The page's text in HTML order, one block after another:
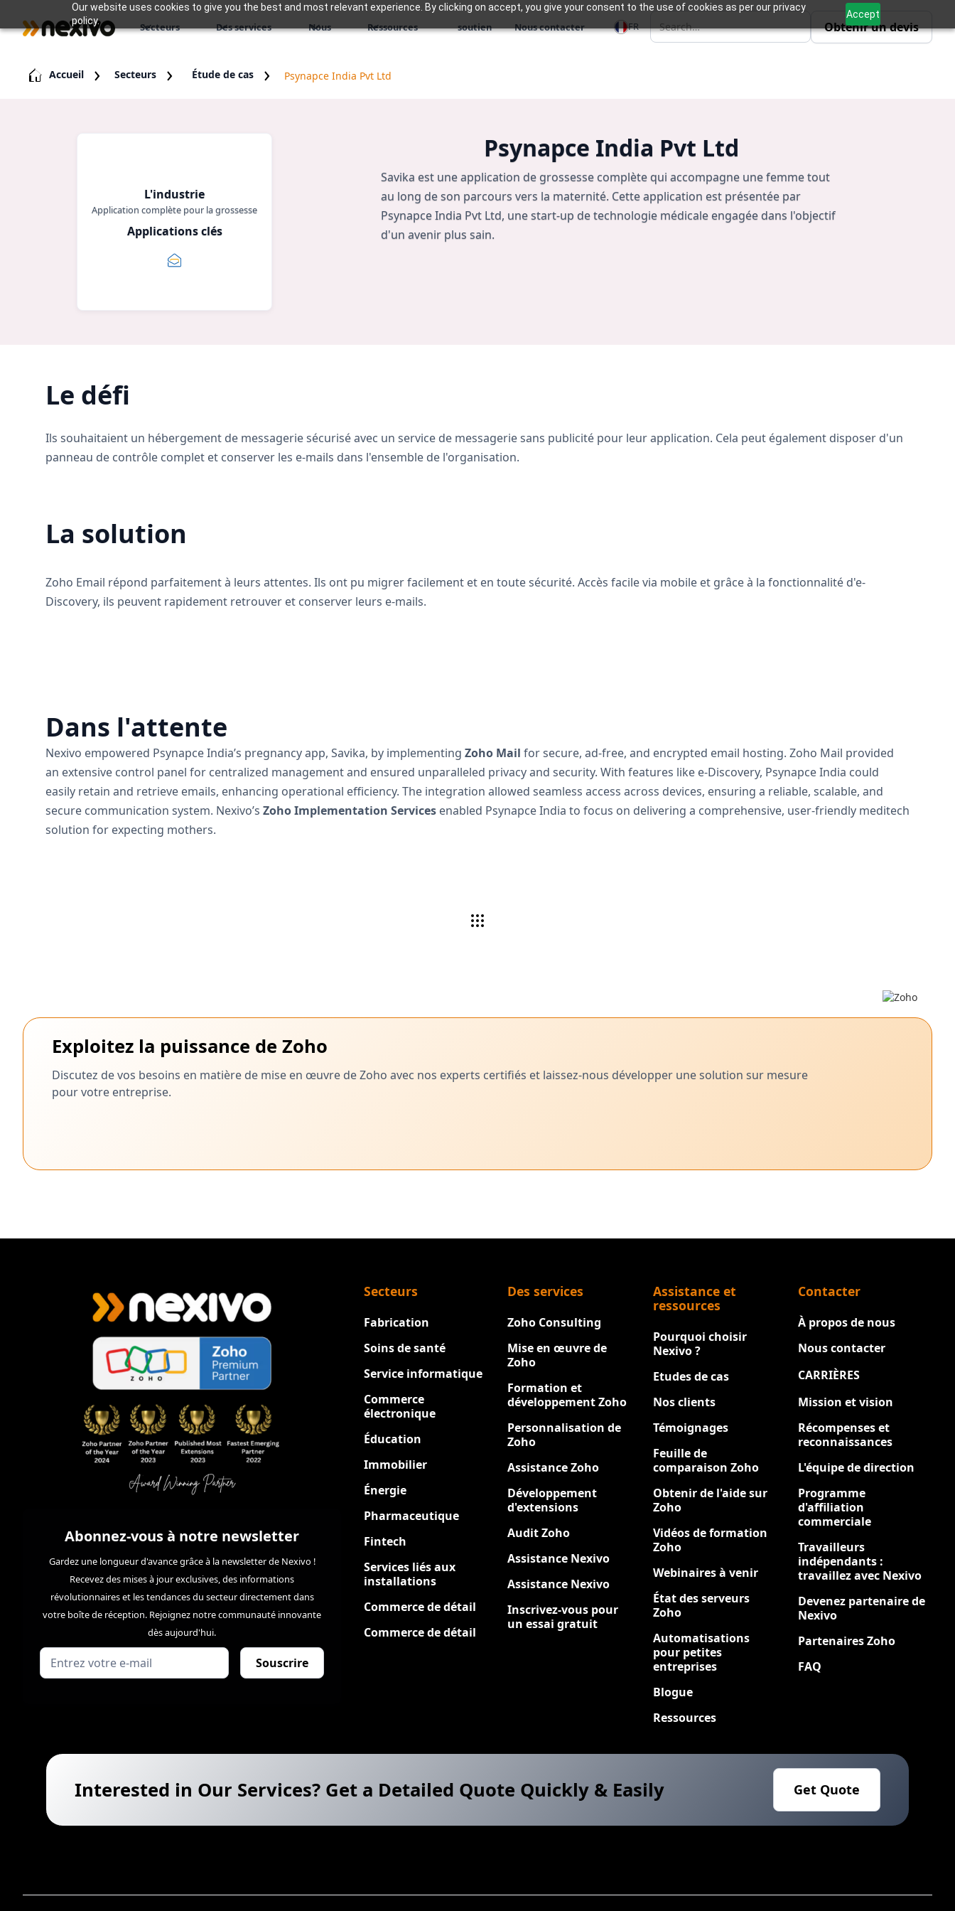
Our website uses cookies to give you the best and most relevant experience. By clicking on accept, you give your consent to the use of cookies as per our privacy
policy.
Accept
Secteurs Des services Nous Ressources soutien Nous contacter FR Obtenir un devis
Accueil Secteurs Étude de cas Psynapce India Pvt Ltd
L'industrie
Application complète pour la grossesse
Applications clés
Psynapce India Pvt Ltd
Savika est une application de grossesse complète qui accompagne une femme tout
au long de son parcours vers la maternité. Cette application est présentée par
Psynapce India Pvt Ltd, une start-up de technologie médicale engagée dans l'objectif
d'un avenir plus sain.
Le défi
Ils souhaitaient un hébergement de messagerie sécurisé avec un service de messagerie sans publicité pour leur application. Cela peut également disposer d'un
panneau de contrôle complet et conserver les e-mails dans l'ensemble de l'organisation.
La solution
Zoho Email répond parfaitement à leurs attentes. Ils ont pu migrer facilement et en toute sécurité. Accès facile via mobile et grâce à la fonctionnalité d'e-
Discovery, ils peuvent rapidement retrouver et conserver leurs e-mails.
Dans l'attente
Nexivo empowered Psynapce India’s pregnancy app, Savika, by implementing Zoho Mail for secure, ad-free, and encrypted email hosting. Zoho Mail provided
an extensive control panel for centralized management and ensured unparalleled privacy and security. With features like e-Discovery, Psynapce India could
easily retain and retrieve emails, enhancing operational efficiency. The integration allowed seamless access across devices, ensuring a reliable, scalable, and
secure communication system. Nexivo’s Zoho Implementation Services enabled Psynapce India to focus on delivering a comprehensive, user-friendly meditech
solution for expecting mothers.
Exploitez la puissance de Zoho
Discutez de vos besoins en matière de mise en œuvre de Zoho avec nos experts certifiés et laissez-nous développer une solution sur mesure
pour votre entreprise.
Abonnez-vous à notre newsletter
Gardez une longueur d'avance grâce à la newsletter de Nexivo !
Recevez des mises à jour exclusives, des informations
révolutionnaires et les tendances du secteur directement dans
votre boîte de réception. Rejoignez notre communauté innovante
dès aujourd'hui.
Secteurs
Fabrication
Soins de santé
Service informatique
Commerce
électronique
Éducation
Immobilier
Énergie
Pharmaceutique
Fintech
Services liés aux
installations
Commerce de détail
Commerce de détail
Des services
Zoho Consulting
Mise en œuvre de
Zoho
Formation et
développement Zoho
Personnalisation de
Zoho
Assistance Zoho
Développement
d'extensions
Audit Zoho
Assistance Nexivo
Assistance Nexivo
Inscrivez-vous pour
un essai gratuit
Assistance et
ressources
Pourquoi choisir
Nexivo ?
Etudes de cas
Nos clients
Témoignages
Feuille de
comparaison Zoho
Obtenir de l'aide sur
Zoho
Vidéos de formation
Zoho
Webinaires à venir
État des serveurs
Zoho
Automatisations
pour petites
entreprises
Blogue
Ressources
Contacter
À propos de nous
Nous contacter
CARRIÈRES
Mission et vision
Récompenses et
reconnaissances
L'équipe de direction
Programme
d'affiliation
commerciale
Travailleurs
indépendants :
travaillez avec Nexivo
Devenez partenaire de
Nexivo
Partenaires Zoho
FAQ
Interested in Our Services? Get a Detailed Quote Quickly & Easily Get Quote